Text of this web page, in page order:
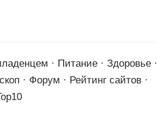
· Питание · Здоровье ·
· Форум · Рейтинг сайтов ·